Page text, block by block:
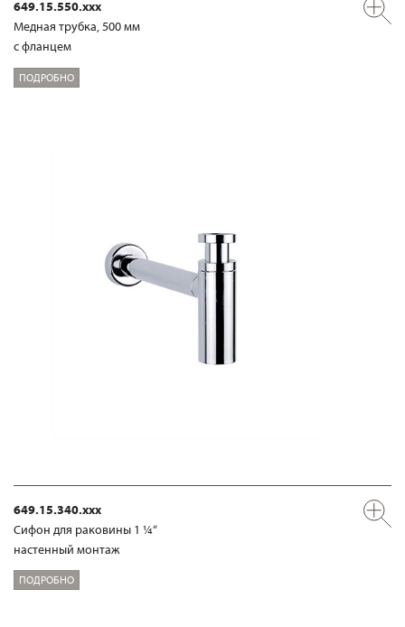
649.15.550.xxx
Медная трубка, 500 мм
с фланцем
ПОДРОБНО
649.15.340.xxx
Сифон для раковины 1 ¼“
настенный монтаж
ПОДРОБНО